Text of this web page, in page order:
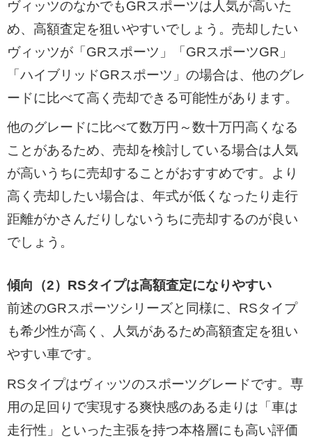
ヴィッツのなかでもGRスポーツは人気が高いた
め、高額査定を狙いやすいでしょう。売却したい
ヴィッツが「GRスポーツ」「GRスポーツGR」
「ハイブリッドGRスポーツ」の場合は、他のグレ
ードに比べて高く売却できる可能性があります。
他のグレードに比べて数万円～数十万円高くなる
ことがあるため、売却を検討している場合は人気
が高いうちに売却することがおすすめです。より
高く売却したい場合は、年式が低くなったり走行
距離がかさんだりしないうちに売却するのが良い
でしょう。
傾向（2）RSタイプは高額査定になりやすい
前述のGRスポーツシリーズと同様に、RSタイプ
も希少性が高く、人気があるため高額査定を狙い
やすい車です。
RSタイプはヴィッツのスポーツグレードです。専
用の足回りで実現する爽快感のある走りは「車は
走行性」といった主張を持つ本格層にも高い評価